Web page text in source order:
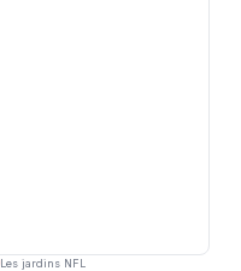
Les jardins NFL